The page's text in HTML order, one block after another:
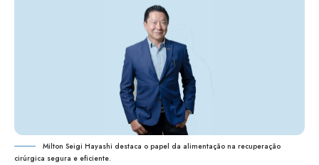
Milton Seigi Hayashi destaca o papel da alimentação na recuperação
cirúrgica segura e eficiente.